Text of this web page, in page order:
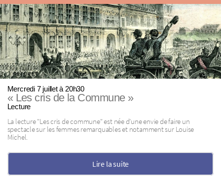
Mercredi 7 juillet à 20h30
« Les cris de la Commune »
Lecture
La lecture "Les cris de commune" est née d’une envie de faire un
spectacle sur les femmes remarquables et notamment sur Louise
Michel.
Lire la suite